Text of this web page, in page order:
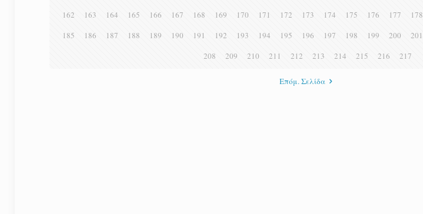
162
163 164 165 166 167 168 169 170 171 172 173 174 175 176 177 178
185
186 187 188 189 190 191 192 193 194 195 196 197 198 199 200 201
208
209 210 211 212 213 214 215 216 217
Επόμ. Σελίδα